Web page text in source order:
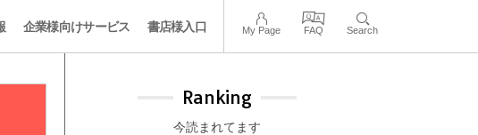
企業様向けサービス 書店様入口 My Page FAQ Search
Ranking
今読まれてます